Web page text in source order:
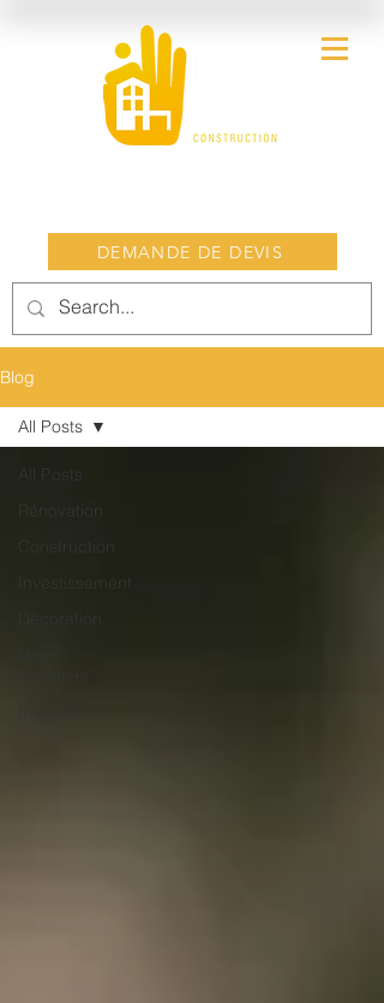
DEMANDE DE DEVIS
Blog
All Posts
Rénovation
Construction
Investissement
Décoration
All Posts